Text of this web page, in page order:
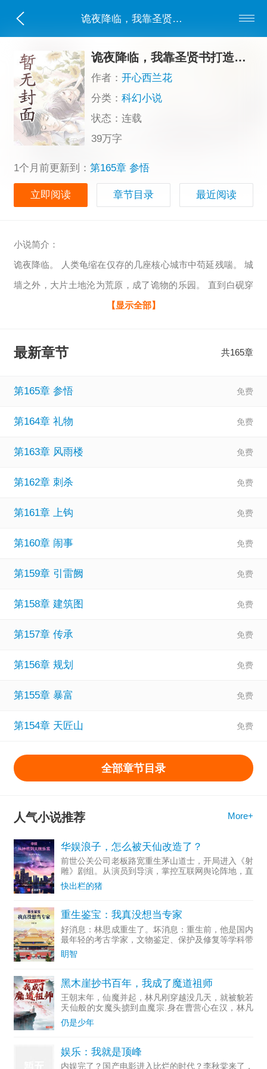
诡夜降临，我靠圣贤书打造庇护所
诡夜降临，我靠圣贤书打造庇护所
作者：开心西兰花
分类：科幻小说
状态：连载
39万字
1个月前更新到： 第165章 参悟
立即阅读 章节目录 最近阅读
小说简介：
诡夜降临。 人类龟缩在仅存的几座核心城市中苟延残喘。 城
墙之外，大片土地沦为荒原，成了诡物的乐园。 直到白砚穿
越而来，绑定了领主系统。 开始一步步在荒原上建立起属于
乱世篇，一道灵光闪过脑海。 史笔如刀，焉不能斩诡？ “微
弹的【春秋墨炮】架上了城墙。 多年后，终焉浩劫降临。 绝
【显示全部】
最新章节 共165章
第165章 参悟
第164章 礼物
第163章 风雨楼
第162章 刺杀
第161章 上钩
第160章 闹事
第159章 引雷阙
第158章 建筑图
第157章 传承
第156章 规划
第155章 暴富
第154章 天匠山
全部章节目录
人气小说推荐 More+
华娱浪子，怎么被天仙改造了？
前世公关公司老板路宽重生茅山道士，开局进入《射
雕》剧组。从演员到导演，掌控互联网舆论阵地，直
至成为资...
快出栏的猪
重生鉴宝：我真没想当专家
好消息：林思成重生了。坏消息：重生前，他是国内
最年轻的考古学家，文物鉴定、保护及修复等学科带
头人。多...
眀智
黑木崖抄书百年，我成了魔道祖师
王朝末年，仙魔并起，林凡刚穿越没几天，就被貌若
天仙般的女魔头掳到血魔宗.身在曹营心在汉，林凡
一心只想做个好人，无奈常遭人误解，好在他不断通
过藏书楼抄录变强。……若干年后，正道六大派打上
仍是少年
娱乐：我就是顶峰
内娱完了？国产电影进入比烂的时代？李秋棠来了，